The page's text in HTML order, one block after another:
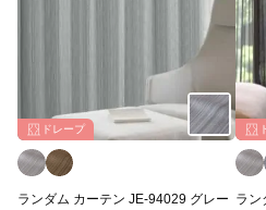
ドレープ
ランダム カーテン JE-94029 グレー ラン